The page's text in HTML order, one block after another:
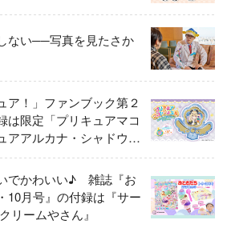
ない──写真を見たさか
ア！」ファンブック第２
限定「プリキュアマコ
アルカナ・シャドウ
アエクレールを大特
でかわいい♪ 雑誌『お
10月号』の付録は『サー
リームやさん』